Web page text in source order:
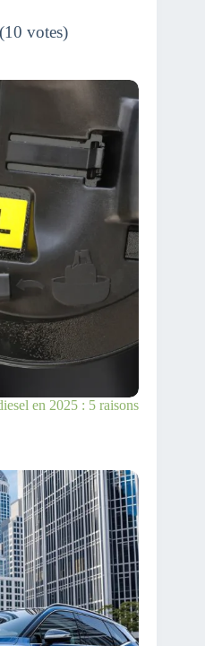
votes)
en 2025 : 5 raisons